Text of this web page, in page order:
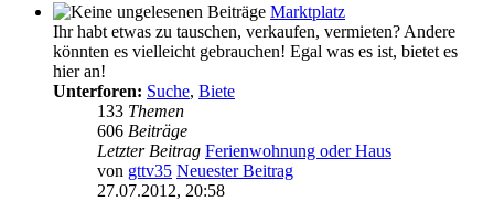
Marktplatz
Ihr habt etwas zu tauschen, verkaufen, vermieten? Andere
könnten es vielleicht gebrauchen! Egal was es ist, bietet es
hier an!
Unterforen: Suche, Biete
133 Themen
606 Beiträge
Letzter Beitrag Ferienwohnung oder Haus
von gttv35 Neuester Beitrag
27.07.2012, 20:58